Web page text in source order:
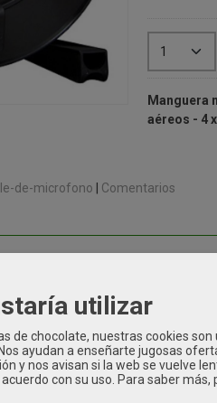
Manguera
aéreos - 4
de-microfono Comentarios
4 canales. Incluye un enrollador
otro extremo. Tanto los conectores
utilizar
de chocolate, nuestras cookies
ayudan a enseñarte jugosas
y nos avisan si la web se vuelve
con su uso. Para saber más,